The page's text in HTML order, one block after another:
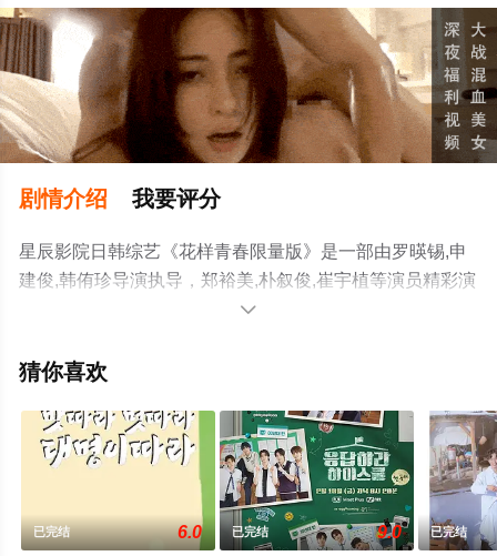
剧情介绍 我要评分
星辰影院日韩综艺《花样青春限量版》是一部由罗暎锡,申
建俊,韩侑珍导演执导，郑裕美,朴叙俊,崔宇植等演员精彩演
绎的韩国综艺，大结局剧情已揭晓（已完结），手机免费
信息可移步至豆瓣综艺、电视猫或剧情网等平台了解。

猜你喜欢
已完结 6.0 已完结 9.0 已完结